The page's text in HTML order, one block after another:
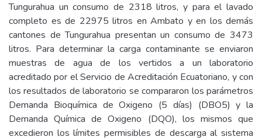
Tungurahua un consumo de 2318 litros, y para el lavado
completo es de 22975 litros en Ambato y en los demás
cantones de Tungurahua presentan un consumo de 3473
litros. Para determinar la carga contaminante se enviaron
muestras de agua de los vertidos a un laboratorio
acreditado por el Servicio de Acreditación Ecuatoriano, y con
los resultados de laboratorio se compararon los parámetros
Demanda Bioquímica de Oxigeno (5 días) (DBO5) y la
Demanda Química de Oxigeno (DQO), los mismos que
excedieron los límites permisibles de descarga al sistema